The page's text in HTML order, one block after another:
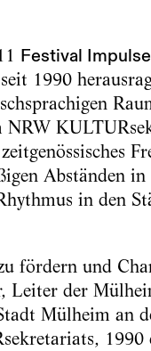
Festival Impulse
1990
Abständen
in den
fördern und
der
Mülheim an
1990